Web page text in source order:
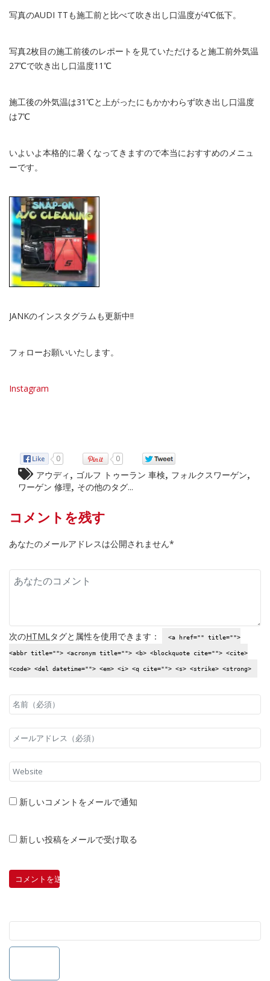
写真のAUDI TTも施工前と比べて吹き出し口温度が4℃低下。
写真2枚目の施工前後のレポートを見ていただけると施工前外気温
27℃で吹き出し口温度11℃
施工後の外気温は31℃と上がったにもかかわらず吹き出し口温度
は7℃
いよいよ本格的に暑くなってきますので本当におすすめのメニュ
ーです。
JANKのインスタグラムも更新中!!
フォローお願いいたします。
Instagram
0 0
アウディ ゴルフ トゥーラン 車検 フォルクスワーゲン
ワーゲン 修理 その他のタグ...
コメントを残す
あなたのメールアドレスは公開されません*
次のHTML タグと属性を使用できます： <a href="" title="">
<abbr title=""> <acronym title=""> <b> <blockquote cite=""> <cite>
<code> <del datetime=""> <em> <i> <q cite=""> <s> <strike> <strong>
新しいコメントをメールで通知
新しい投稿をメールで受け取る